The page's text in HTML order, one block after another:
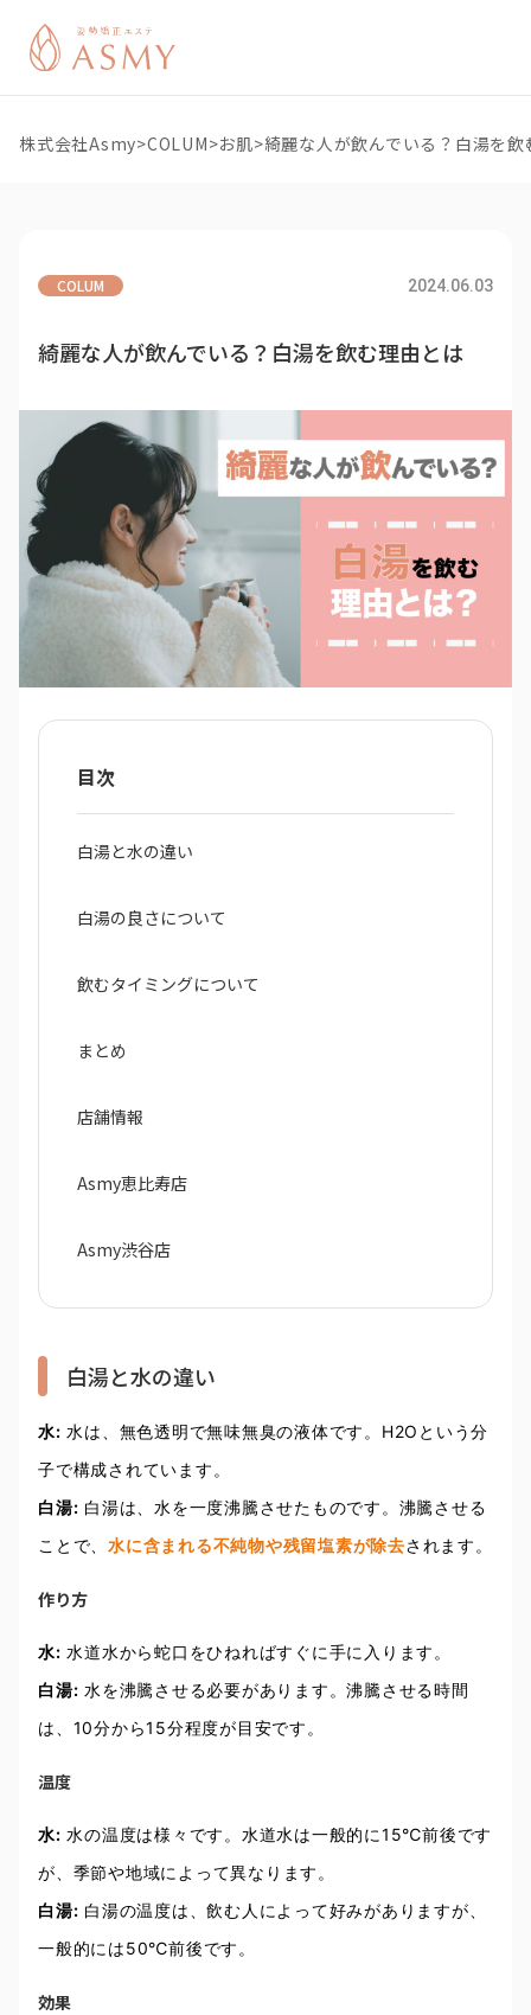
株式会社Asmy>COLUM>お肌>綺麗な人が飲んでいる？白湯を飲
COLUM 2024.06.03
綺麗な人が飲んでいる？白湯を飲む理由とは
目次
白湯と水の違い
白湯の良さについて
飲むタイミングについて
まとめ
店舗情報
Asmy恵比寿店
Asmy渋谷店
白湯と水の違い
水: 水は、無色透明で無味無臭の液体です。H2Oという分
子で構成されています。
白湯: 白湯は、水を一度沸騰させたものです。沸騰させる
ことで、 水に含まれる不純物や残留塩素が除去されます。
作り方
水: 水道水から蛇口をひねればすぐに手に入ります。
白湯: 水を沸騰させる必要があります。沸騰させる時間
は、10分から15分程度が目安です。
温度
水: 水の温度は様々です。水道水は一般的に15℃前後です
が、季節や地域によって異なります。
白湯: 白湯の温度は、飲む人によって好みがありますが、
一般的には50℃前後です。
効果